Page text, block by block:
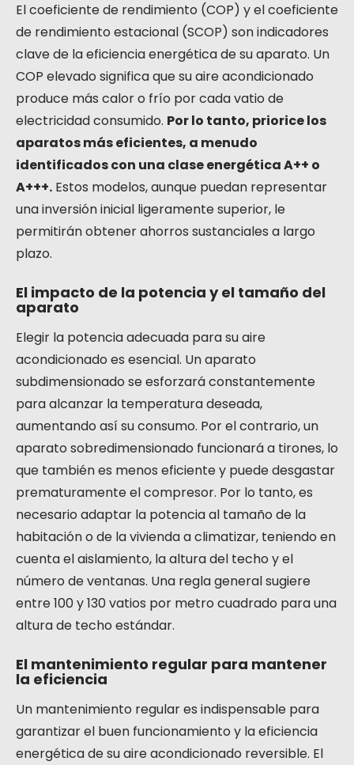
El coeficiente de rendimiento (COP) y el coeficiente
de rendimiento estacional (SCOP) son indicadores
clave de la eficiencia energética de su aparato. Un
COP elevado significa que su aire acondicionado
produce más calor o frío por cada vatio de
electricidad consumido. Por lo tanto, priorice los
aparatos más eficientes, a menudo
identificados con una clase energética A++ o
A+++. Estos modelos, aunque puedan representar
una inversión inicial ligeramente superior, le
permitirán obtener ahorros sustanciales a largo
plazo.
El impacto de la potencia y el tamaño del
aparato
Elegir la potencia adecuada para su aire
acondicionado es esencial. Un aparato
subdimensionado se esforzará constantemente
para alcanzar la temperatura deseada,
aumentando así su consumo. Por el contrario, un
aparato sobredimensionado funcionará a tirones, lo
que también es menos eficiente y puede desgastar
prematuramente el compresor. Por lo tanto, es
necesario adaptar la potencia al tamaño de la
habitación o de la vivienda a climatizar, teniendo en
cuenta el aislamiento, la altura del techo y el
número de ventanas. Una regla general sugiere
entre 100 y 130 vatios por metro cuadrado para una
altura de techo estándar.
El mantenimiento regular para mantener
la eficiencia
Un mantenimiento regular es indispensable para
garantizar el buen funcionamiento y la eficiencia
energética de su aire acondicionado reversible. El